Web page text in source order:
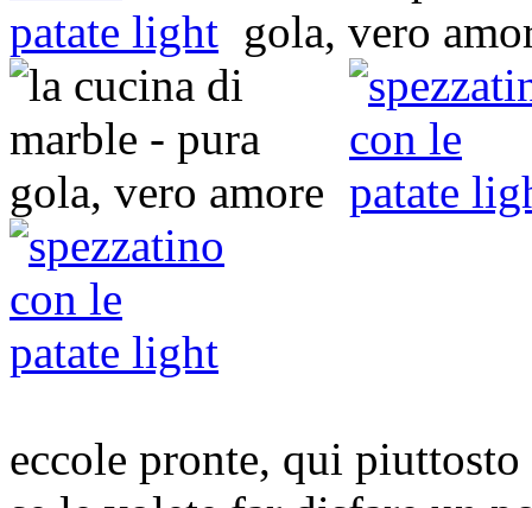
eccole pronte, qui